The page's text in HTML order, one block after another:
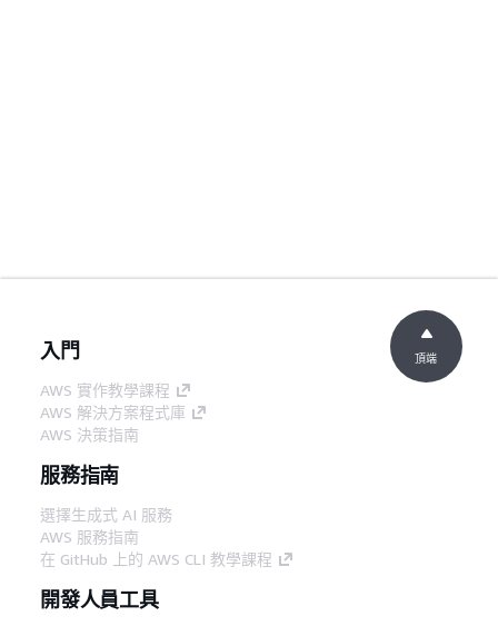
入門
AWS 實作教學課程
AWS 解決方案程式庫
AWS 決策指南
服務指南
選擇生成式 AI 服務
AWS 服務指南
在 GitHub 上的 AWS CLI 教學課程
開發人員工具
頂端